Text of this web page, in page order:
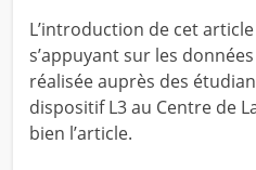
L’introduction de cet
s’appuyant sur les
réalisée auprès des
dispositif L3 au Centre de
bien l’article.